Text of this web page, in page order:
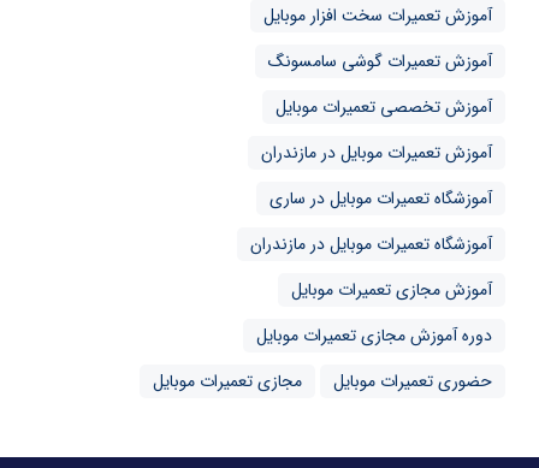
آموزش تعمیرات سخت افزار موبایل
آموزش تعمیرات گوشی سامسونگ
آموزش تخصصی تعمیرات موبایل
آموزش تعمیرات موبایل در مازندران
آموزشگاه تعمیرات موبایل در ساری
آموزشگاه تعمیرات موبایل در مازندران
آموزش مجازی تعمیرات موبایل
دوره آموزش مجازی تعمیرات موبایل
حضوری تعمیرات موبایل
مجازی تعمیرات موبایل